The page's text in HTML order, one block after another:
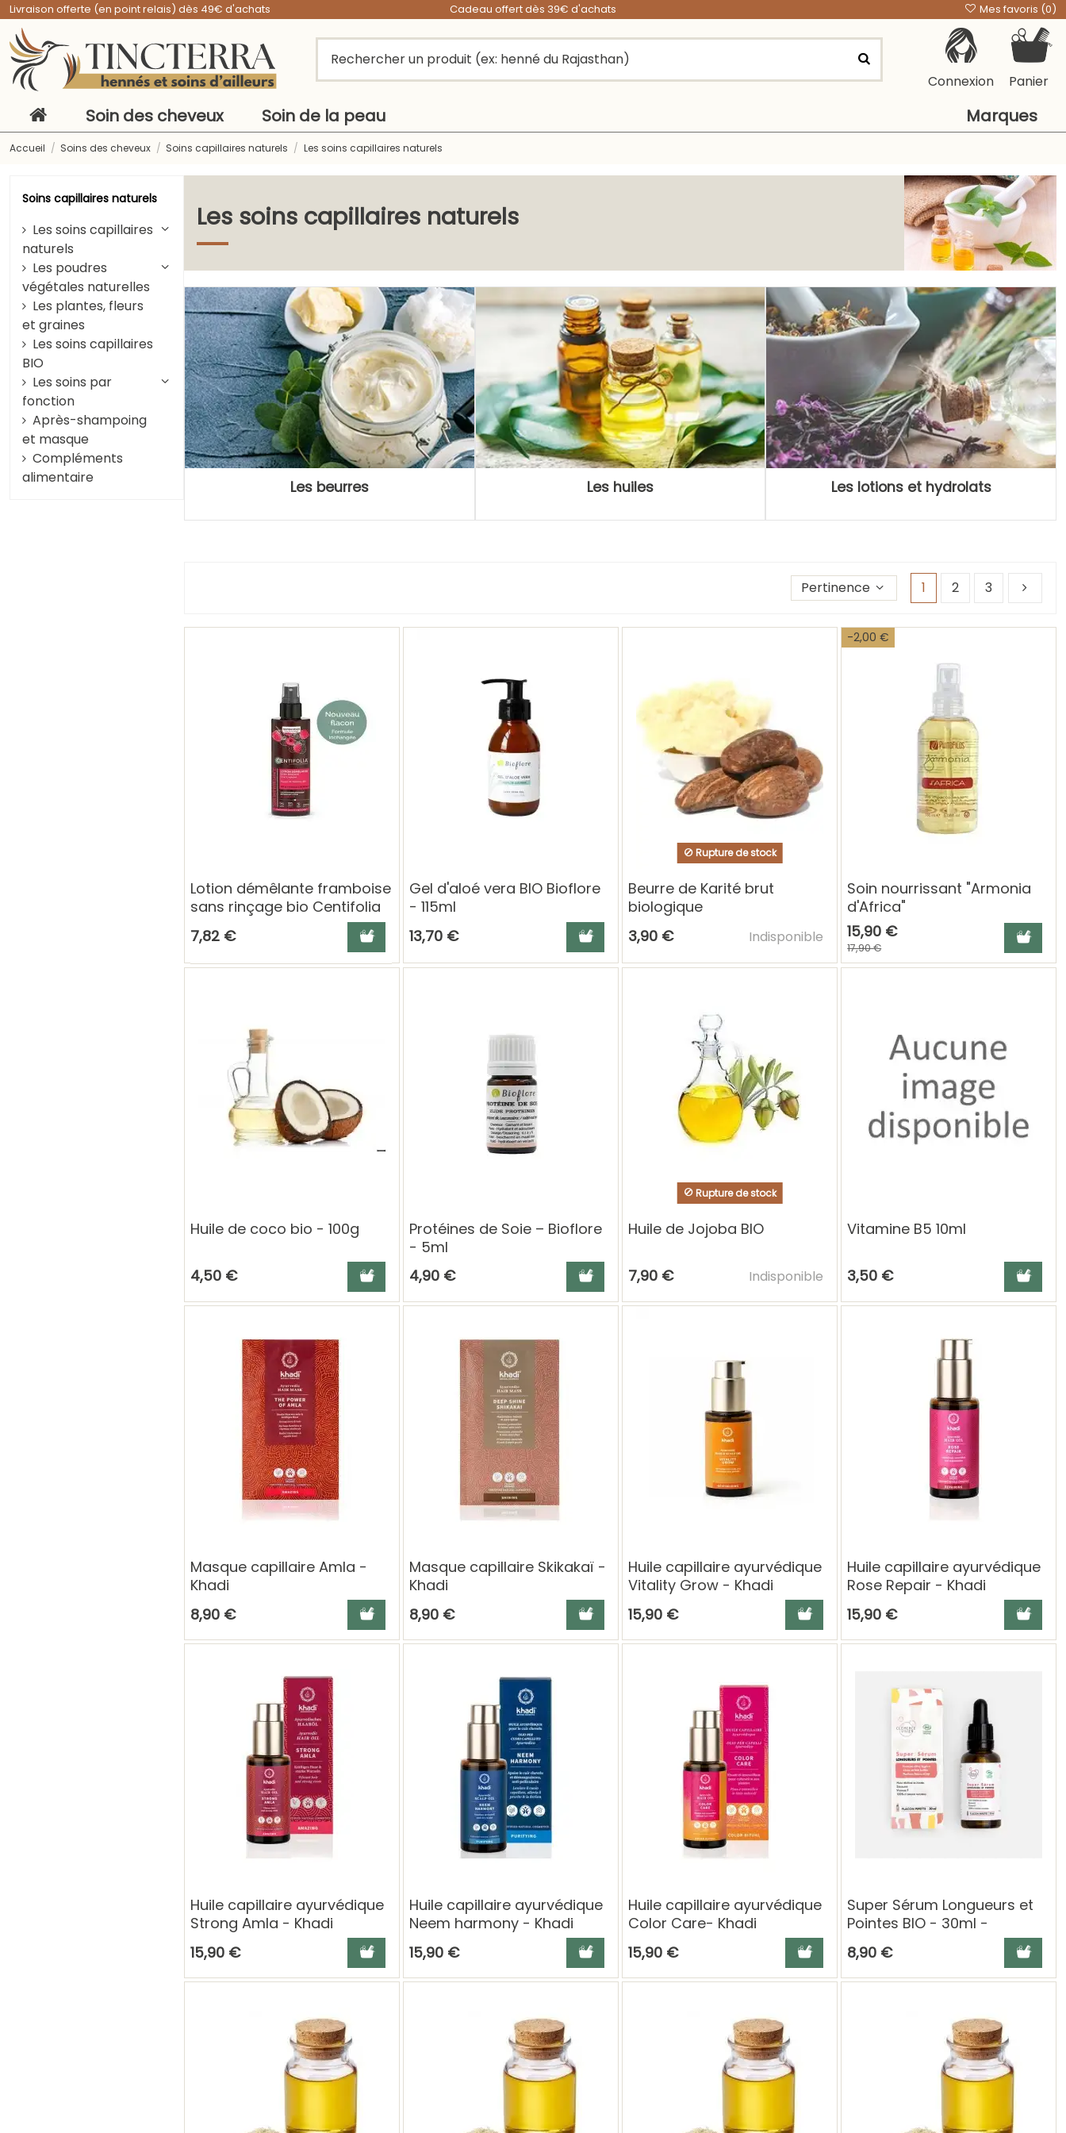
Livraison offerte (en point relais) dès 49€ d'achats Cadeau offert dès 39€ d'achats Mes favoris (0)
Connexion Panier
Soin des cheveux Soin de la peau Marques
Accueil Soins des cheveux Soins capillaires naturels Les soins capillaires naturels
Les soins capillaires naturels
Les beurres Les huiles Les lotions et hydrolats
Trier les produits par
Pertinence 1 2 3
Lotion démêlante framboise
sans rinçage bio Centifolia
200 ml – Cheveux brillants
et...
7,82 € Ajouter au panier
Gel d'aloé vera BIO Bioflore
- 115ml
13,70 €
Ajouter au panier
Rupture de stock
Beurre de Karité brut
biologique
3,90 €
Indisponible
Ajouter au panier
-2,00 €
Soin nourrissant "Armonia
d'Africa"
15,90 €
17,90 €
Ajouter
Huile de coco bio - 100g
4,50 € Ajouter au panier
Protéines de Soie – Bioflore
- 5ml
4,90 €
Ajouter au panier
Rupture de stock
Huile de Jojoba BIO
7,90 € Indisponible
Ajouter au panier
Vitamine B5 10ml
3,50 € Ajouter
Masque capillaire Amla -
Khadi
8,90 €
Ajouter au panier
Masque capillaire Skikakaï -
Khadi
8,90 €
Ajouter au panier
Huile capillaire ayurvédique
Vitality Grow - Khadi
15,90 €
Ajouter au panier
Huile capillaire ayurvédique
Rose Repair - Khadi
15,90 €
Ajouter
Huile capillaire ayurvédique
Strong Amla - Khadi
15,90 €
Ajouter au panier
Huile capillaire ayurvédique
Neem harmony - Khadi
15,90 €
Ajouter au panier
Huile capillaire ayurvédique
Color Care- Khadi
15,90 €
Ajouter au panier
Super Sérum Longueurs et
Pointes BIO - 30ml -
Clémence et Vivien
8,90 € Ajouter
Soins capillaires naturels
Les soins capillaires
naturels
Les poudres
végétales naturelles
Les plantes, fleurs
et graines
Les soins capillaires
BIO
Les soins par
fonction
Après-shampoing
et masque
Compléments
alimentaire